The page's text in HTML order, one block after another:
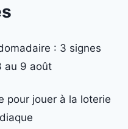
: 3 signes
au 9 août
pour jouer à la loterie